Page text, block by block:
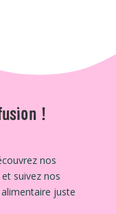
!
nos
suivez nos
juste